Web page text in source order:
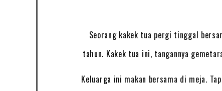
Seorang kakek tua pergi tinggal
tahun. Kakek tua ini, tangannya
Keluarga ini makan bersama di meja.